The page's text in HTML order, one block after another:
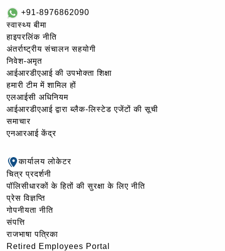
+91-8976862090
स्वास्थ्य बीमा
हाइपरलिंक नीति
अंतर्राष्ट्रीय संचालन सहयोगी
निवेश-अमृत
आईआरडीएआई की उपभोक्ता शिक्षा
हमारी टीम में शामिल हों
एलआईसी अधिनियम
आईआरडीएआई द्वारा ब्लैक-लिस्टेड एजेंटों की सूची
समाचार
एनआरआई केंद्र
कार्यालय लोकेटर
चित्र प्रदर्शनी
पॉलिसीधारकों के हितों की सुरक्षा के लिए नीति
प्रेस विज्ञप्ति
गोपनीयता नीति
संपत्ति
राजभाषा पत्रिका
Retired Employees Portal